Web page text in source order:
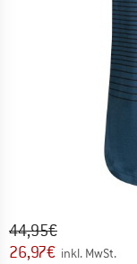
Ursprünglicher Preis :
44,95€
Preis:
26,97€ inkl. MwSt.